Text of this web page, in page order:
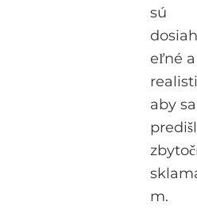
sú
eľné a
aby sa
m.